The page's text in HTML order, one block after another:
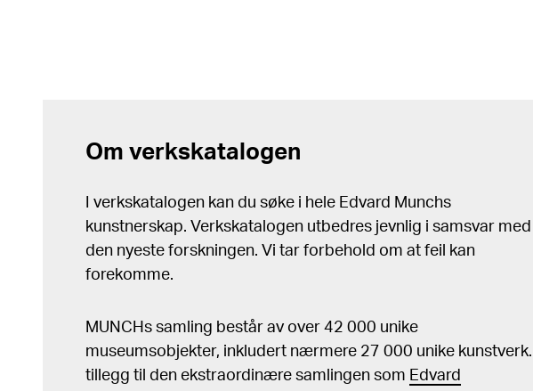
Om verkskatalogen
I verkskatalogen kan du søke i hele Edvard Munchs
kunstnerskap. Verkskatalogen utbedres jevnlig i samsvar med
den nyeste forskningen. Vi tar forbehold om at feil kan
forekomme.
MUNCHs samling består av over 42 000 unike
museumsobjekter, inkludert nærmere 27 000 unike kunstverk. I
tillegg til den ekstraordinære samlingen som Edvard